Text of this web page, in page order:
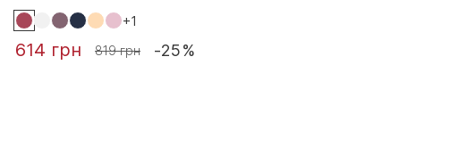
+1
614 грн 819 грн -25%